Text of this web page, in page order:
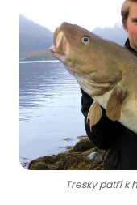
Tresky patří k